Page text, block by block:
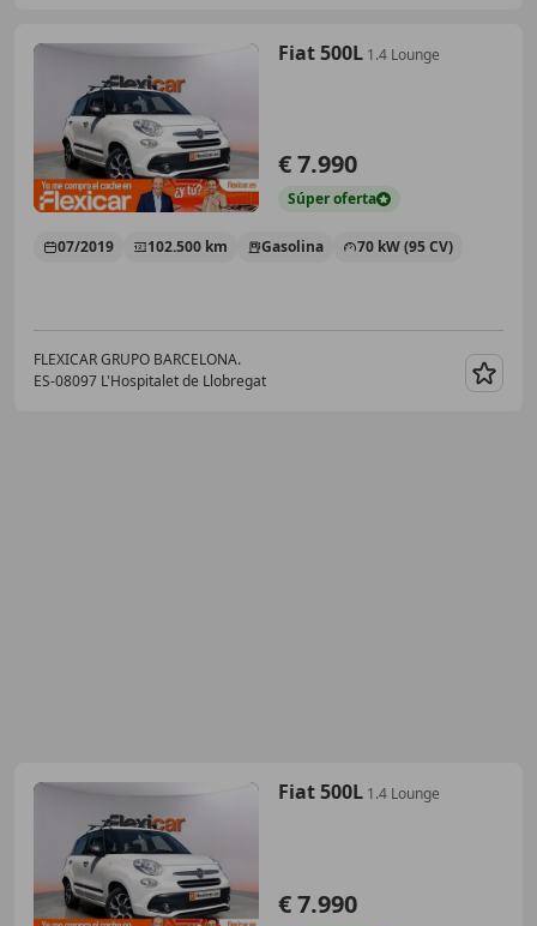
Fiat 500L 1.4 Lounge
€ 7.990
Súperoferta
07/2019 102.500 km Gasolina 70 kW (95 CV)
FLEXICAR GRUPO BARCELONA.
ES-08097 L'Hospitalet de Llobregat
Fiat 500L 1.4 Lounge
€ 7.990